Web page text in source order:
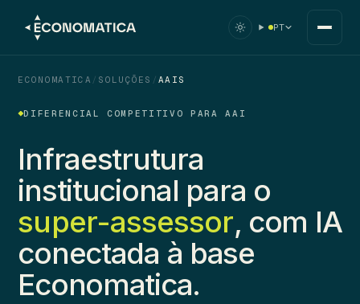
PT
ECONOMATICA / SOLUÇÕES /AAIS
DIFERENCIAL COMPETITIVO PARA AAI
Infraestrutura
institucional para o
super-assessor, com IA
conectada à base
Economatica.